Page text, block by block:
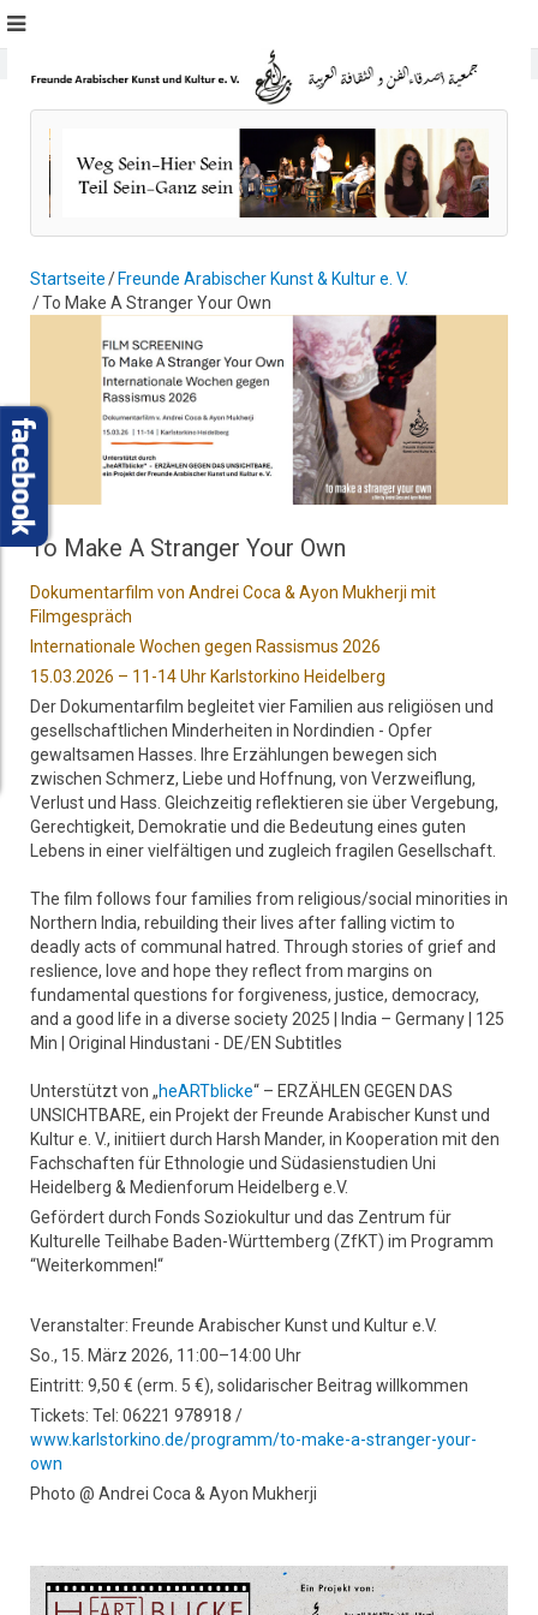
Startseite
Freunde Arabischer Kunst & Kultur e. V.
To Make A Stranger Your Own
To Make A Stranger Your Own
Dokumentarfilm von Andrei Coca & Ayon Mukherji mit
Filmgespräch
Internationale Wochen gegen Rassismus 2026
15.03.2026 – 11-14 Uhr Karlstorkino Heidelberg
Der Dokumentarfilm begleitet vier Familien aus religiösen und
gesellschaftlichen Minderheiten in Nordindien - Opfer
gewaltsamen Hasses. Ihre Erzählungen bewegen sich
zwischen Schmerz, Liebe und Hoffnung, von Verzweiflung,
Verlust und Hass. Gleichzeitig reflektieren sie über Vergebung,
Gerechtigkeit, Demokratie und die Bedeutung eines guten
Lebens in einer vielfältigen und zugleich fragilen Gesellschaft.
The film follows four families from religious/social minorities in
Northern India, rebuilding their lives after falling victim to
deadly acts of communal hatred. Through stories of grief and
reslience, love and hope they reflect from margins on
fundamental questions for forgiveness, justice, democracy,
and a good life in a diverse society 2025 | India – Germany | 125
Min | Original Hindustani - DE/EN Subtitles
Unterstützt von „heARTblicke“ – ERZÄHLEN GEGEN DAS
UNSICHTBARE, ein Projekt der Freunde Arabischer Kunst und
Kultur e. V., initiiert durch Harsh Mander, in Kooperation mit den
Fachschaften für Ethnologie und Südasienstudien Uni
Heidelberg & Medienforum Heidelberg e.V.
Gefördert durch Fonds Soziokultur und das Zentrum für
Kulturelle Teilhabe Baden-Württemberg (ZfKT) im Programm
“Weiterkommen!“
Veranstalter: Freunde Arabischer Kunst und Kultur e.V.
So., 15. März 2026, 11:00–14:00 Uhr
Eintritt: 9,50 € (erm. 5 €), solidarischer Beitrag willkommen
Tickets: Tel: 06221 978918 /
www.karlstorkino.de/programm/to-make-a-stranger-your-
own
Photo @ Andrei Coca & Ayon Mukherji